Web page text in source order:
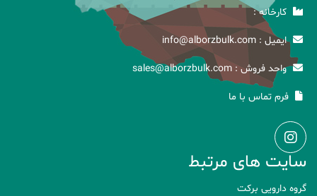
کارخانه :
ایمیل : info@alborzbulk.com
واحد فروش : sales@alborzbulk.com
فرم تماس با ما
سایت های مرتبط
گروه دارویی برکت